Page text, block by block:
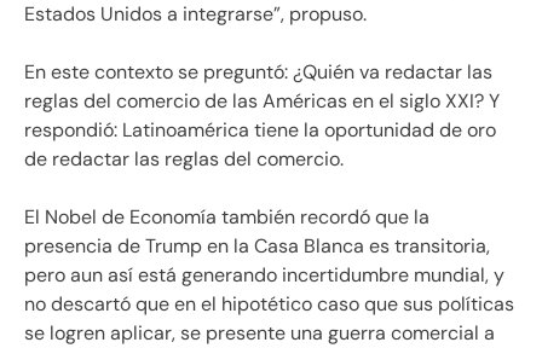
Estados Unidos a integrarse”, propuso.
En este contexto se preguntó: ¿Quién va redactar las
reglas del comercio de las Américas en el siglo XXI? Y
respondió: Latinoamérica tiene la oportunidad de oro
de redactar las reglas del comercio.
El Nobel de Economía también recordó que la
presencia de Trump en la Casa Blanca es transitoria,
pero aun así está generando incertidumbre mundial, y
no descartó que en el hipotético caso que sus políticas
se logren aplicar, se presente una guerra comercial a